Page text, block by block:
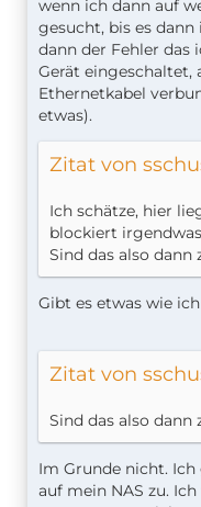
wenn ich dann auf
gesucht, bis es
dann der Fehler das
Gerät
Ethernetkabel
etwas).
Zitat von
Ich schätze, hier
blockiert
Sind das also dann
Gibt es etwas wie
Zitat von
Sind das also dann
Im Grunde nicht.
auf mein NAS zu.